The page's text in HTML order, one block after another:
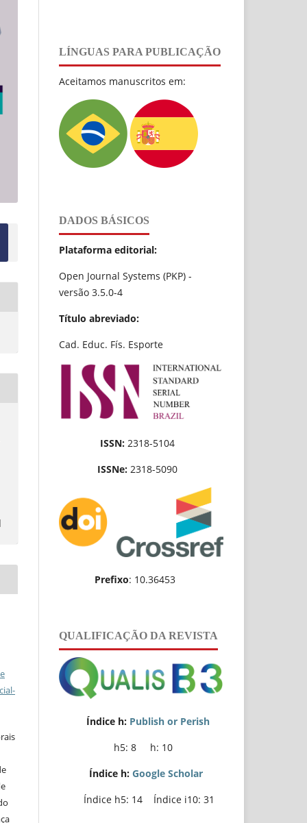
LÍNGUAS PARA PUBLICAÇÃO
Aceitamos manuscritos em:
DADOS BÁSICOS
Plataforma editorial:
Open Journal Systems (PKP) -
versão 3.5.0-4
Título abreviado:
Cad. Educ. Fís. Esporte
ISSN: 2318-5104
ISSNe: 2318-5090
Prefixo: 10.36453
QUALIFICAÇÃO DA REVISTA
Índice h: Publish or Perish
h5: 8 h: 10
Índice h: Google Scholar
Índice h5: 14 Índice i10: 31